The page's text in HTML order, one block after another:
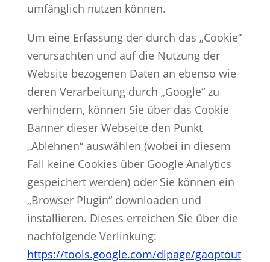
umfänglich nutzen können.
Um eine Erfassung der durch das „Cookie“
verursachten und auf die Nutzung der
Website bezogenen Daten an ebenso wie
deren Verarbeitung durch „Google“ zu
verhindern, können Sie über das Cookie
Banner dieser Webseite den Punkt
„Ablehnen“ auswählen (wobei in diesem
Fall keine Cookies über Google Analytics
gespeichert werden) oder Sie können ein
„Browser Plugin“ downloaden und
installieren. Dieses erreichen Sie über die
nachfolgende Verlinkung:
https://tools.google.com/dlpage/gaoptout